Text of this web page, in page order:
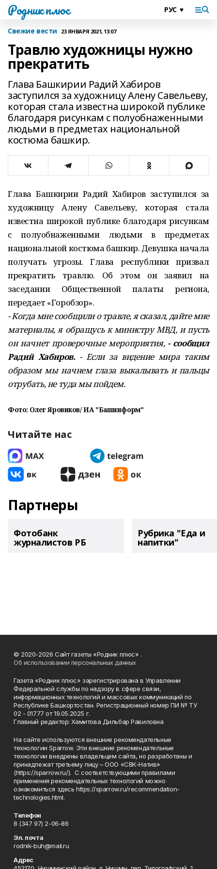
Родник плюс
Свежие вести 23 ЯНВАРЯ 2021, 13:07
Травлю художницы нужно
прекратить
Глава Башкирии Радий Хабиров
заступился за художницу Алену Савельеву,
которая стала известна широкой публике
благодаря рисункам с полуобнаженными
людьми в предметах национальной
костюма башкир.
Глава Башкирии Радий Хабиров заступился за
художницу Алену Савельеву, которая стала
известна широкой публике благодаря рисункам
с полуобнаженными людьми в предметах
национальной костюма башкир. Девушка начала
получать угрозы. Глава республики призвал
прекратить травлю. Об этом он заявил на
заседании Общественной палаты региона,
передает «Горобзор».
- Когда мне сообщили о травле, я сказал, дайте мне
материалы, я обращусь к министру МВД, и пусть
он начнет проверочные мероприятия, - сообщил
Радий Хабиров.- Если за видение мира таким
образом мы начнем глаза выкалывать и пальцы
отрубать, не туда мы пойдем.
Фото: Олег Яровиков/ ИА "Башинформ"
Читайте нас
Партнеры
Фотобанк
журналистов РБ
Рубрика "Еда и
напитки"
© 2020-2026 Сайт газеты «Родник плюс» .
Об использовании персональных данных
Газета «Родник плюс» зарегистрирована в Управлении
Федеральной службы по надзору в сфере связи,
информационных технологий и массовых коммуникаций по
Республике Башкортостан. Регистрационный номер ПИ № ТУ
02 - 01777 от 19.05.2025 г.
Главный редактор: Хамитова Дильбар Равиловна
На сайте используются внешние рекомендательные
технологии Sparrow. Эти внешние рекомендательные
технологии внедрены владельцем сайта, но разработаны и
принадлежат третьему лицу – ООО «СВК-Натив»
(https://sparrow.ru/). С соответствующими правилами
применения рекомендательных технологий можно
ознакомиться здесь https://sparrow.ru/recommendation-
technologies.html.
Телефон
8 (347 97) 2-06-86
Эл. почта
rodnik-buh@mail.ru
Адрес